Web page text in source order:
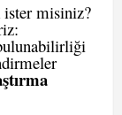
ister misiniz?